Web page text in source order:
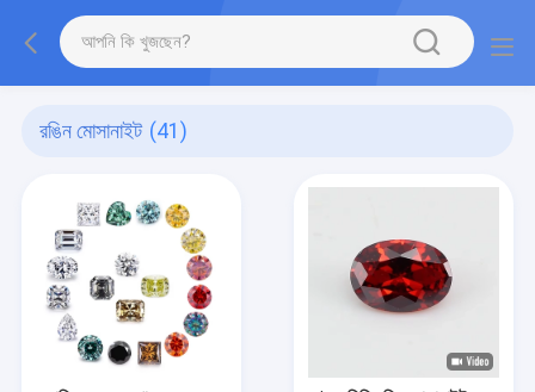
রঙিন মোসানাইট (41)